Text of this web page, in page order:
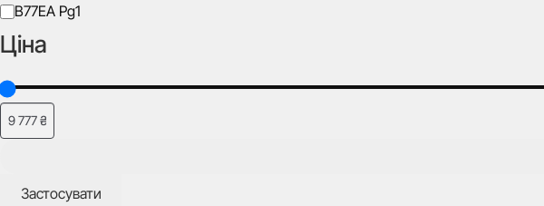
Класифікація
(FCC
ID)
B77EA Pg1
Ціна
Застосувати